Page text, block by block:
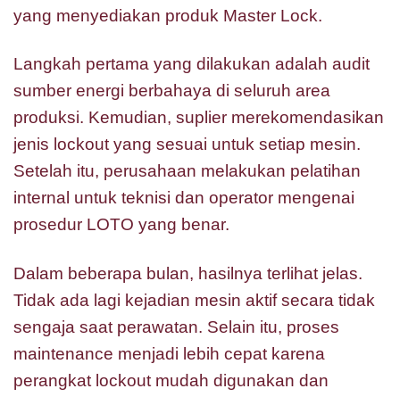
yang menyediakan produk Master Lock.
Langkah pertama yang dilakukan adalah audit
sumber energi berbahaya di seluruh area
produksi. Kemudian, suplier merekomendasikan
jenis lockout yang sesuai untuk setiap mesin.
Setelah itu, perusahaan melakukan pelatihan
internal untuk teknisi dan operator mengenai
prosedur LOTO yang benar.
Dalam beberapa bulan, hasilnya terlihat jelas.
Tidak ada lagi kejadian mesin aktif secara tidak
sengaja saat perawatan. Selain itu, proses
maintenance menjadi lebih cepat karena
perangkat lockout mudah digunakan dan